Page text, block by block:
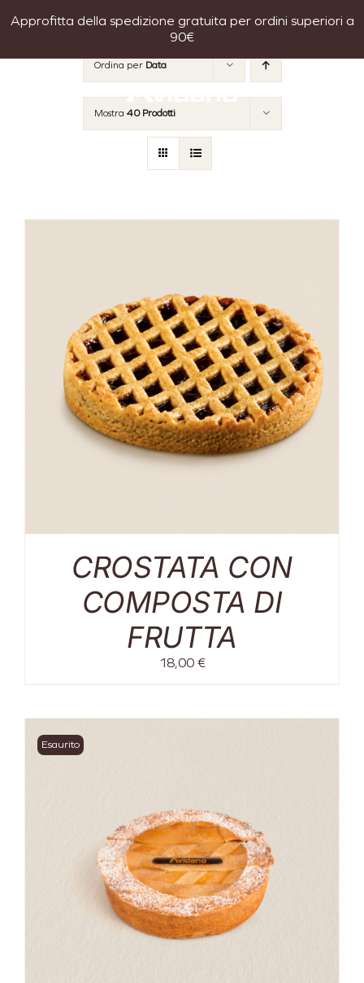
Approfitta della spedizione gratuita per ordini superiori a
90€
Ordina per Data
Mostra 40 Prodotti
CROSTATA CON
COMPOSTA DI
FRUTTA
18,00 €
Esaurito